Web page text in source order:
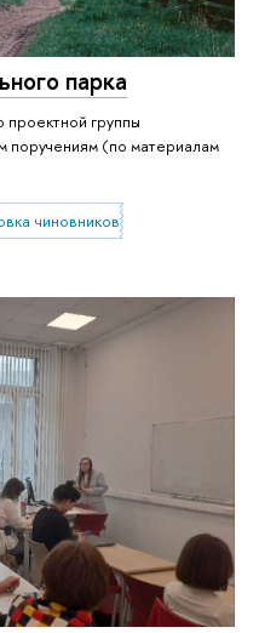
парка
группы
поручениям (по материалам
чиновников по особым